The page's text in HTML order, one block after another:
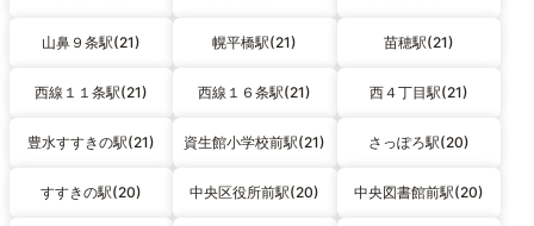
山鼻９条駅(21) 幌平橋駅(21) 苗穂駅(21)
西線１１条駅(21) 西線１６条駅(21) 西４丁目駅(21)
豊水すすきの駅(21) 資生館小学校前駅(21) さっぽろ駅(20)
すすきの駅(20) 中央区役所前駅(20) 中央図書館前駅(20)